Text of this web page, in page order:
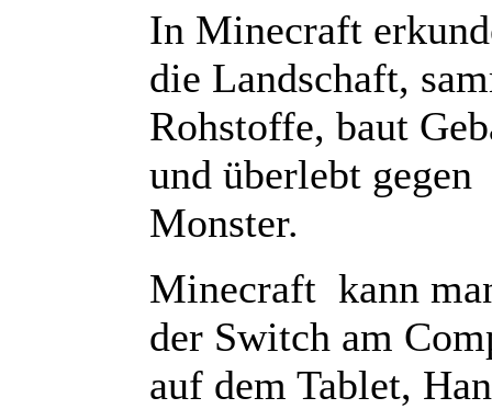
In Minecraft
die Landschaft,
Rohstoffe, baut
und überlebt gegen
Monster.
Minecraft kann
der Switch am
auf dem Tablet,